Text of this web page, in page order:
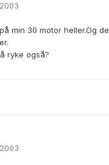
min 30 motor heller.Og
ryke også?